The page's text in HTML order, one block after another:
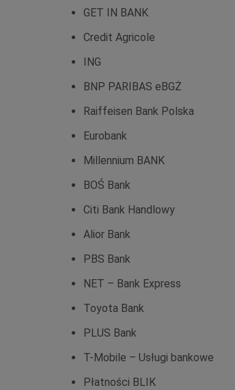
GET IN BANK
Credit Agricole
ING
BNP PARIBAS eBGŻ
Raiffeisen Bank Polska
Eurobank
Millennium BANK
BOŚ Bank
Citi Bank Handlowy
Alior Bank
PBS Bank
NET – Bank Express
Toyota Bank
PLUS Bank
T-Mobile – Usługi bankowe
Płatności BLIK